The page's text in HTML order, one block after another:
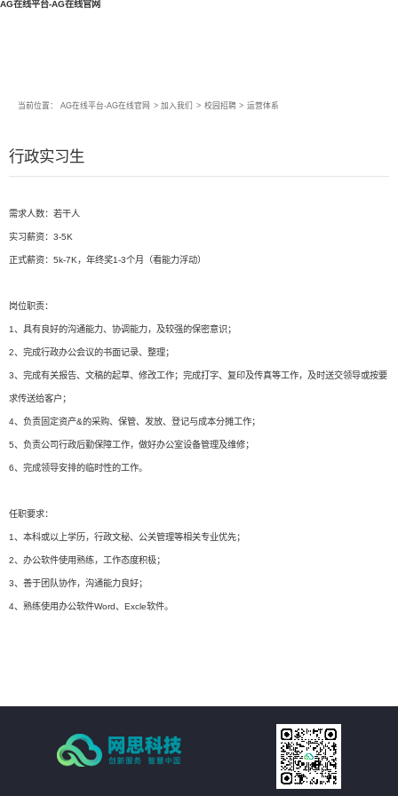
AG在线平台-AG在线官网
当前位置： AG在线平台-AG在线官网 > 加入我们 > 校园招聘 > 运营体系
行政实习生
需求人数：若干人
实习薪资：3-5K
正式薪资：5k-7K，年终奖1-3个月（看能力浮动）
岗位职责：
1、具有良好的沟通能力、协调能力，及较强的保密意识；
2、完成行政办公会议的书面记录、整理；
3、完成有关报告、文稿的起草、修改工作；完成打字、复印及传真等工作，及时送交领导或按要
求传送给客户；
4、负责固定资产&的采购、保管、发放、登记与成本分摊工作；
5、负责公司行政后勤保障工作，做好办公室设备管理及维修；
6、完成领导安排的临时性的工作。
任职要求：
1、本科或以上学历，行政文秘、公关管理等相关专业优先；
2、办公软件使用熟练，工作态度积极；
3、善于团队协作，沟通能力良好；
4、熟练使用办公软件Word、Excle软件。